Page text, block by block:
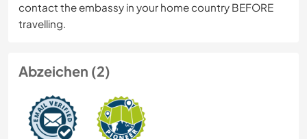
contact the embassy in your home country BEFORE
travelling.
Abzeichen (2)